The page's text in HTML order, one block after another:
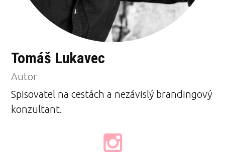
Tomáš Lukavec
Autor
Spisovatel na cestách a nezávislý brandingový
konzultant.